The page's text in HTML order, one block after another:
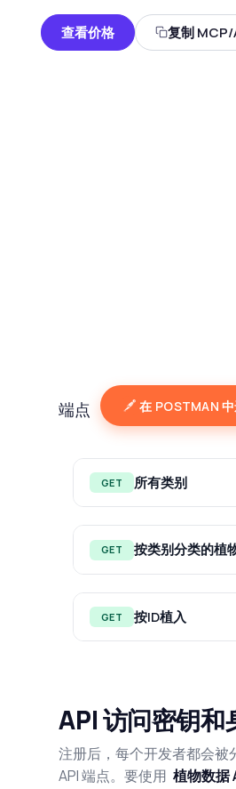
查看价格 复制 MCP/
端点 在 POSTMAN
GET 所有类别
GET 按类别分类的植
GET 按ID植入
API 访问密钥和
注册后，每个开发者都会被
API 端点。要使用 植物数据